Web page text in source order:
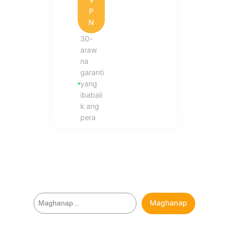
P
N
30-
araw
na
garanti
yang
ibabali
k ang
pera
M
a
Maghanap